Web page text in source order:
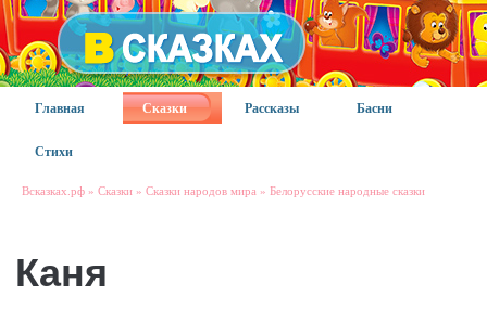
Главная Сказки Рассказы Басни
Стихи
Всказках.рф » Сказки » Сказки народов мира » Белорусские народные сказки
Каня